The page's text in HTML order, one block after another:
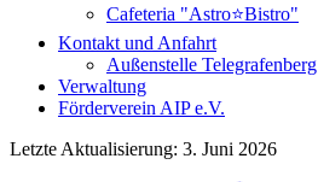
Cafeteria "Astro⭐Bistro"
Kontakt und Anfahrt
Außenstelle Telegrafenberg
Verwaltung
Förderverein AIP e.V.
Letzte Aktualisierung: 3. Juni 2026